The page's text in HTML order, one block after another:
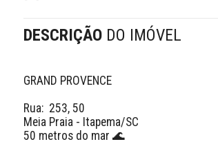
DESCRIÇÃO DO IMÓVEL
GRAND PROVENCE
Rua:  253, 50
Meia Praia - Itapema/SC
50 metros do mar 🌊